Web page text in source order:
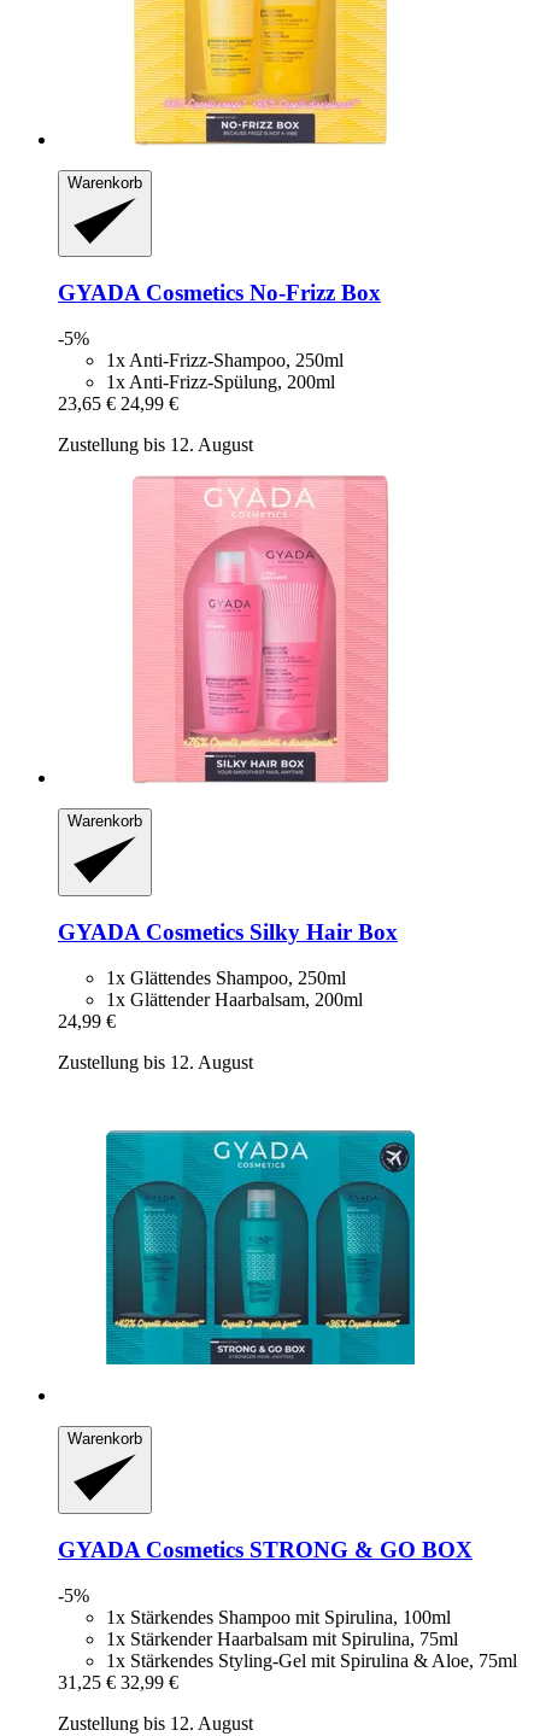
Warenkorb
GYADA Cosmetics No-​Frizz Box
-5%
1x Anti-Frizz-Shampoo, 250ml
1x Anti-Frizz-Spülung, 200ml
23,65 € 24,99 €
Zustellung bis 12. August
Warenkorb
GYADA Cosmetics Silky Hair Box
1x Glättendes Shampoo, 250ml
1x Glättender Haarbalsam, 200ml
24,99 €
Zustellung bis 12. August
Warenkorb
GYADA Cosmetics STRONG & GO BOX
-5%
1x Stärkendes Shampoo mit Spirulina, 100ml
1x Stärkender Haarbalsam mit Spirulina, 75ml
1x Stärkendes Styling-Gel mit Spirulina & Aloe, 75ml
31,25 € 32,99 €
Zustellung bis 12. August